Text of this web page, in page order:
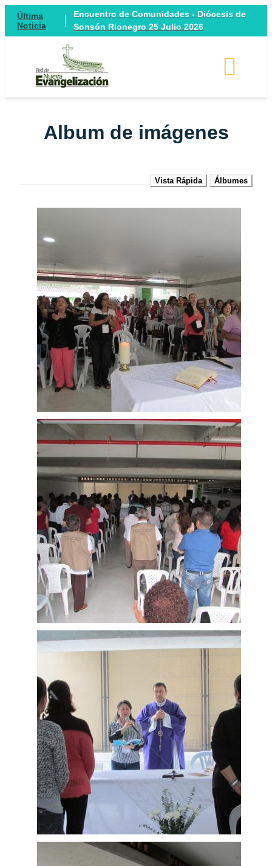
Última
Noticia
Encuentro de Comunidades - Diócesis de
Sonsón Rionegro 25 Julio 2026
Album de imágenes
Vista Rápida Álbumes